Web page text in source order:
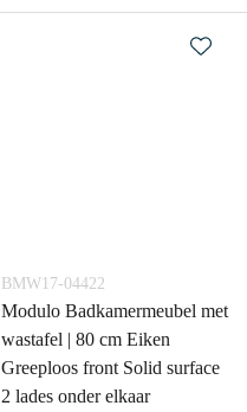
BMW17-04422
Modulo Badkamermeubel met
wastafel | 80 cm Eiken
Greeploos front Solid surface
2 lades onder elkaar